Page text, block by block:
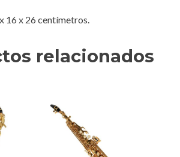
16 x 26 centímetros.
relacionados